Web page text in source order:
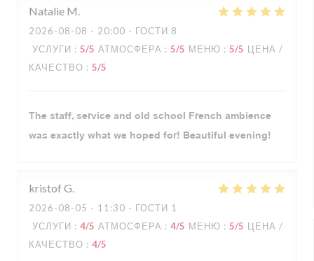
Natalie M
2026-08-08 - 20:00 - ГОСТИ 8
УСЛУГИ : 5/5 АТМОСФЕРА : 5/5 МЕНЮ : 5/5 ЦЕНА /
КАЧЕСТВО : 5/5
The staff, service and old school French ambience
was exactly what we hoped for! Beautiful evening!
kristof G
2026-08-05 - 11:30 - ГОСТИ 1
УСЛУГИ : 4/5 АТМОСФЕРА : 4/5 МЕНЮ : 5/5 ЦЕНА /
КАЧЕСТВО : 4/5